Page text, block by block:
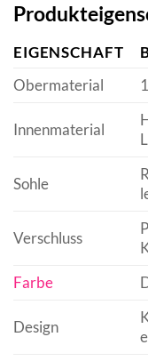
EIGENSCHAFT
Obermaterial
Innenmaterial
Sohle
Verschluss
Farbe
Design